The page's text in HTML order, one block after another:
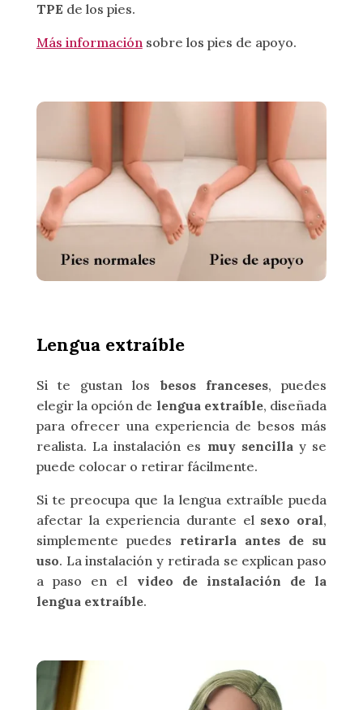
TPE de los pies.
Más informaciónsobre los pies de apoyo.
Lengua extraíble
Si te gustan los besos franceses, puedes
elegir la opción de lengua extraíble, diseñada
para ofrecer una experiencia de besos más
realista. La instalación es muy sencillay se
puede colocar o retirar fácilmente.
Si te preocupa que la lengua extraíble pueda
afectar la experiencia durante el sexo oral,
simplemente puedes retirarla antes de su
uso. La instalación y retirada se explican paso
a paso en el video de instalación de la
lengua extraíble.